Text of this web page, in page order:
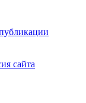
сайта